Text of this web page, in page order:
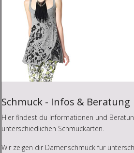
Schmuck - Infos & Beratung
Hier findest du Informationen und
unterschiedlichen Schmuckarten.
Wir zeigen dir Damenschmuck für